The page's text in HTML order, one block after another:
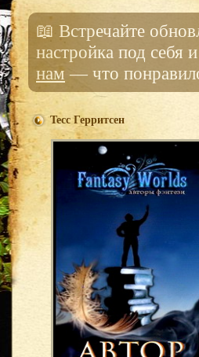
📖 Встречайте
настройка под себя
нам — что
Тесс Герритсен